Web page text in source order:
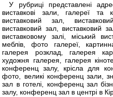
У рубриці представлені
виставкові зали, галереї та
виставковий зал,
виставковий зал, виставковий
виставковому залі, міський
меблів, фото галереї,
галерея розклад, галерея
художня галерея, галерея
конференц залу, крісла для
фото, великі конференц зали,
зал в готелі, конференц зал
залу, конференц зал в центрі в